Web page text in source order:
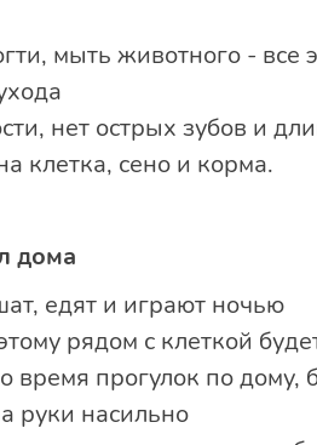
мыть животного -
нет острых зубов и
клетка, сено и корма.
дома
едят и играют ночью
рядом с клеткой
время прогулок по
руки насильно